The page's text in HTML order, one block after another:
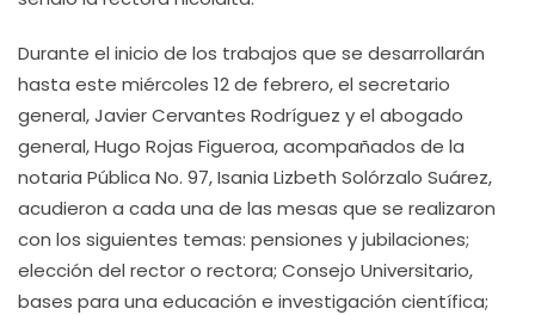
Durante el inicio de los trabajos que se desarrollarán
hasta este miércoles 12 de febrero, el secretario
general, Javier Cervantes Rodríguez y el abogado
general, Hugo Rojas Figueroa, acompañados de la
notaria Pública No. 97, Isania Lizbeth Solórzalo Suárez,
acudieron a cada una de las mesas que se realizaron
con los siguientes temas: pensiones y jubilaciones;
elección del rector o rectora; Consejo Universitario,
bases para una educación e investigación científica;